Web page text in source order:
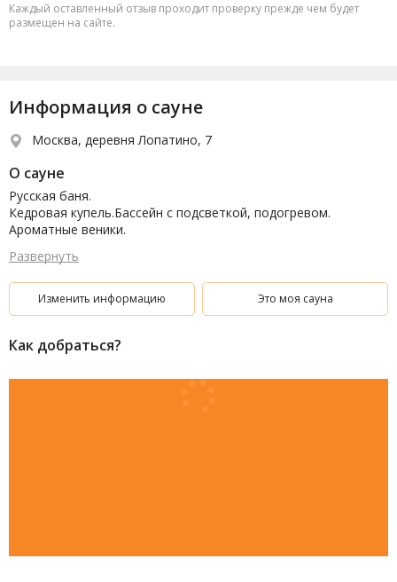
Каждый оставленный отзыв проходит проверку прежде чем будет
размещен на сайте.
Информация о сауне
Москва, деревня Лопатино, 7
О сауне
Русская баня.
Кедровая купель.Бассейн с подсветкой, подогревом.
Ароматные веники.
Бильярд, ТВ, караоке, комната отдыха.
Банкетный зал.
Кухня: Русская, европейская, кальян, бар.
Парковка.
Развернуть
Изменить информацию Это моя сауна
Как добраться?